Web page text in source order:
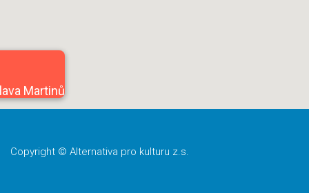
Martinů
Copyright © Alternativa pro kulturu z.s.